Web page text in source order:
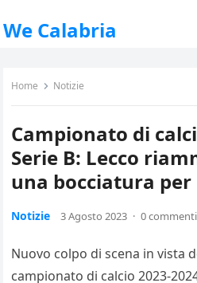
We Calabria
Home Notizie
Campionato di
Serie B: Lecco
una bocciatura per
Notizie 3 Agosto 2023 · 0 commenti
Nuovo colpo di scena in vista
campionato di calcio 2023-